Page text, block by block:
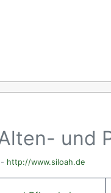
und
http://www.siloah.de